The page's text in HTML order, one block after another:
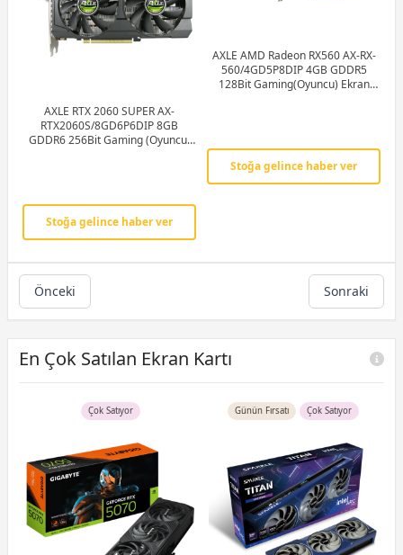
AXLE RTX 2060 SUPER AX-
RTX2060S/8GD6P6DIP 8GB
GDDR6 256Bit Gaming (Oyuncu)
Stoğa gelince haber ver
AXLE AMD Radeon RX560 AX-RX-
560/4GD5P8DIP 4GB GDDR5
128Bit Gaming(Oyuncu) Ekran
Stoğa gelince haber ver
Önceki Sonraki
En Çok Satılan Ekran Kartı
Çok Satıyor Günün Fırsatı Çok Satıyor